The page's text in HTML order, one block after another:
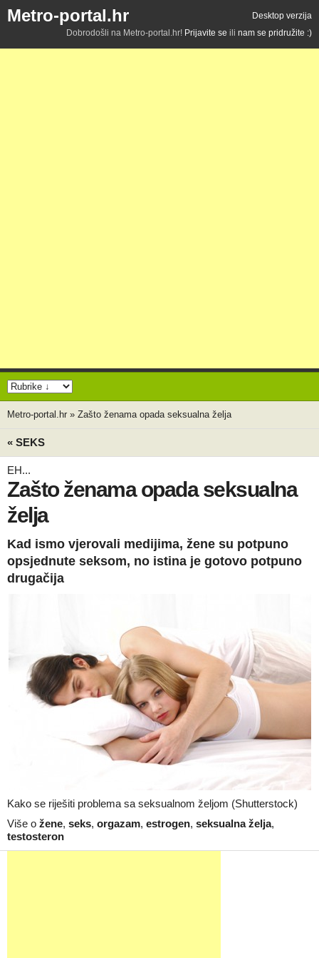
Metro-portal.hr
Desktop verzija
Dobrodošli na Metro-portal.hr! Prijavite se ili nam se pridružite :)
Metro-portal.hr » Zašto ženama opada seksualna želja
« SEKS
EH...
Zašto ženama opada seksualna
želja
Kad ismo vjerovali medijima, žene su potpuno
opsjednute seksom, no istina je gotovo potpuno
drugačija
Kako se riješiti problema sa seksualnom željom (Shutterstock)
Više o žene, seks, orgazam, estrogen, seksualna želja,
testosteron